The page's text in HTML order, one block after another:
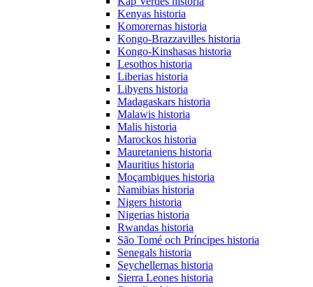
Kenyas historia
Komorernas historia
Kongo-Brazzavilles historia
Kongo-Kinshasas historia
Lesothos historia
Liberias historia
Libyens historia
Madagaskars historia
Malawis historia
Malis historia
Marockos historia
Mauretaniens historia
Mauritius historia
Moçambiques historia
Namibias historia
Nigers historia
Nigerias historia
Rwandas historia
São Tomé och Príncipes historia
Senegals historia
Seychellernas historia
Sierra Leones historia